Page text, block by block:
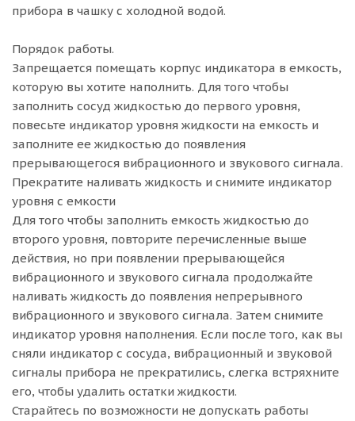
прибора в чашку с холодной водой.
Порядок работы.
Запрещается помещать корпус индикатора в емкость,
которую вы хотите наполнить. Для того чтобы
заполнить сосуд жидкостью до первого уровня,
повесьте индикатор уровня жидкости на емкость и
заполните ее жидкостью до появления
прерывающегося вибрационного и звукового сигнала.
Прекратите наливать жидкость и снимите индикатор
уровня с емкости
Для того чтобы заполнить емкость жидкостью до
второго уровня, повторите перечисленные выше
действия, но при появлении прерывающейся
вибрационного и звукового сигнала продолжайте
наливать жидкость до появления непрерывного
вибрационного и звукового сигнала. Затем снимите
индикатор уровня наполнения. Если после того, как вы
сняли индикатор с сосуда, вибрационный и звуковой
сигналы прибора не прекратились, слегка встряхните
его, чтобы удалить остатки жидкости.
Старайтесь по возможности не допускать работы